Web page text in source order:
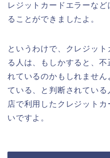
レジットカードエラーな
ることができましたよ。
というわけで、クレジッ
る人は、もしかすると、
れているのかもしれませ
ている、と判断されてい
店で利用したクレジット
いですよ。